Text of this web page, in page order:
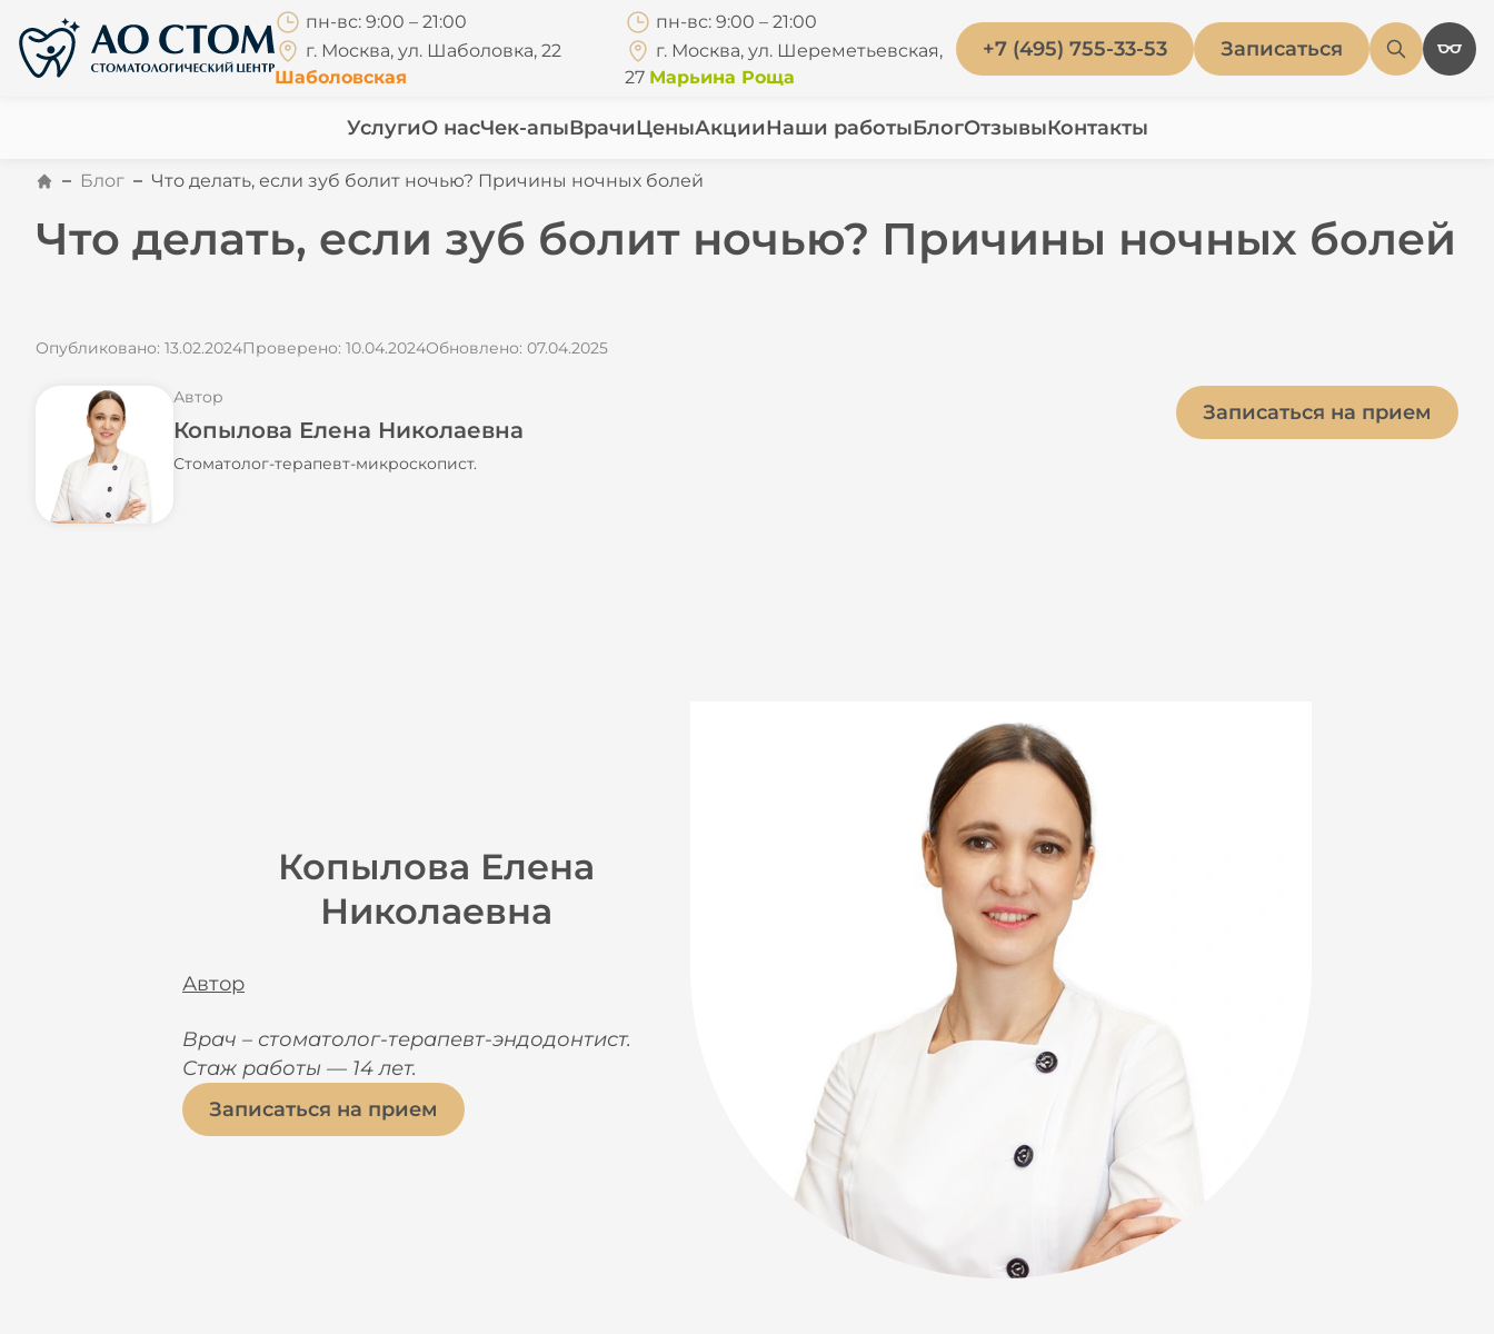
пн-вс: 9:00 – 21:00
г. Москва, ул. Шаболовка, 22
Шаболовская
пн-вс: 9:00 – 21:00
г. Москва, ул. Шереметьевская,
27 Марьина Роща
+7 (495) 755-33-53 Записаться
УслугиО насЧек-апыВрачиЦеныАкцииНаши работыБлогОтзывыКонтакты
Блог Что делать, если зуб болит ночью? Причины ночных болей
Что делать, если зуб болит ночью? Причины ночных болей
Опубликовано: 13.02.2024Проверено: 10.04.2024Обновлено: 07.04.2025
Автор
Копылова Елена Николаевна
Стоматолог-терапевт-микроскопист.
Записаться на прием
Копылова Елена
Николаевна
Автор
Врач – стоматолог-терапевт-эндодонтист.
Стаж работы — 14 лет.
Записаться на прием